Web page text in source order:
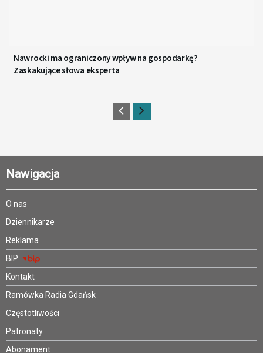
Nawrocki ma ograniczony wpływ na gospodarkę?
Zaskakujące słowa eksperta
Nawigacja
O nas
Dziennikarze
Reklama
BIP
Kontakt
Ramówka Radia Gdańsk
Częstotliwości
Patronaty
Abonament